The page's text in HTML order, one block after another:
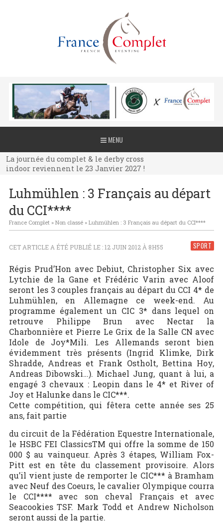
MENU
La journée du complet & le derby cross
indoor reviennent le 23 Janvier 2027 !
La journée du complet & le derby cross
indoor reviennent le 23 Janvier 2027 !
indoor reviennent le 23 Janvier 2027 !
Luhmühlen : 3 Français au départ
du CCI****
France Complet» Non classé» Luhmühlen : 3 Français au départ du CCI****
SPORT
CET ARTICLE A ÉTÉ PUBLIÉ LE : 12 JUIN 2012 À 8H55
Régis Prud’Hon avec Debiut, Christopher Six avec
Lytchie de la Gane et Frédéric Varin avec Aloof
seront les 3 couples français au départ du CCI 4* de
Luhmühlen, en Allemagne ce week-end. Au
programme également un CIC 3* dans lequel on
retrouve Philippe Brun avec Nectar la
Charbonnière et Pierre Le Grix de la Salle CN avec
Idole de Joy*Mili. Les Allemands seront bien
évidemment très présents (Ingrid Klimke, Dirk
Shradde, Andreas et Frank Ostholt, Bettina Hoy,
Andreas Dibowski…). Michael Jung, quant à lui, a
engagé 3 chevaux : Leopin dans le 4* et River of
Joy et Halunke dans le CIC***.
Cette compétition, qui fêtera cette année ses 25
ans, fait partie
du circuit de la Fédération Equestre Internationale,
le HSBC FEI ClassicsTM qui offre la somme de 150
000 $ au vainqueur. Après 3 étapes, William Fox-
Pitt est en tête du classement provisoire. Alors
qu’il vient juste de remporter le CIC*** à Bramham
avec Neuf des Coeurs, le cavalier Olympique courra
le CCI**** avec son cheval Français et avec
Seacookies TSF. Mark Todd et Andrew Nicholson
seront aussi de la partie.